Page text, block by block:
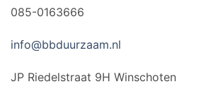
085-0163666
info@bbduurzaam.nl
JP Riedelstraat 9H Winschoten